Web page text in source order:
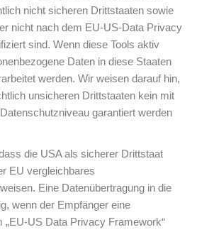
nicht sicheren Drittstaaten sowie
nicht nach dem EU-US-Data Privacy
sind. Wenn diese Tools aktiv
Daten in diese Staaten
werden. Wir weisen darauf hin,
unsicheren Drittstaaten kein mit
garantiert werden
die USA als sicherer Drittstaat
EU vergleichbares
Eine Datenübertragung in die
wenn der Empfänger eine
„EU-US Data Privacy Framework“